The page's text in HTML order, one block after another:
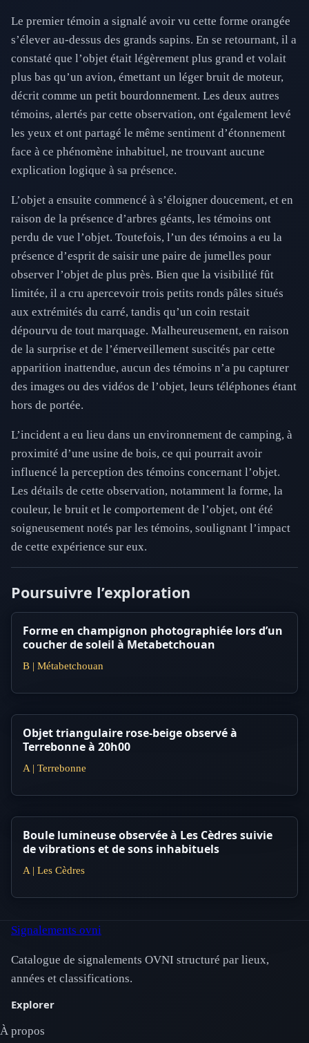
Le premier témoin a signalé avoir vu cette forme orangée
s’élever au-dessus des grands sapins. En se retournant, il a
constaté que l’objet était légèrement plus grand et volait
plus bas qu’un avion, émettant un léger bruit de moteur,
décrit comme un petit bourdonnement. Les deux autres
témoins, alertés par cette observation, ont également levé
les yeux et ont partagé le même sentiment d’étonnement
face à ce phénomène inhabituel, ne trouvant aucune
explication logique à sa présence.
L’objet a ensuite commencé à s’éloigner doucement, et en
raison de la présence d’arbres géants, les témoins ont
perdu de vue l’objet. Toutefois, l’un des témoins a eu la
présence d’esprit de saisir une paire de jumelles pour
observer l’objet de plus près. Bien que la visibilité fût
limitée, il a cru apercevoir trois petits ronds pâles situés
aux extrémités du carré, tandis qu’un coin restait
dépourvu de tout marquage. Malheureusement, en raison
de la surprise et de l’émerveillement suscités par cette
apparition inattendue, aucun des témoins n’a pu capturer
des images ou des vidéos de l’objet, leurs téléphones étant
hors de portée.
L’incident a eu lieu dans un environnement de camping, à
proximité d’une usine de bois, ce qui pourrait avoir
influencé la perception des témoins concernant l’objet.
Les détails de cette observation, notamment la forme, la
couleur, le bruit et le comportement de l’objet, ont été
soigneusement notés par les témoins, soulignant l’impact
de cette expérience sur eux.
Poursuivre l’exploration
Forme en champignon photographiée lors d’un
coucher de soleil à Metabetchouan
B | Métabetchouan
Objet triangulaire rose-beige observé à
Terrebonne à 20h00
A | Terrebonne
Boule lumineuse observée à Les Cèdres suivie
de vibrations et de sons inhabituels
A | Les Cèdres
Signalements ovni
Catalogue de signalements OVNI structuré par lieux,
années et classifications.
Explorer
À propos